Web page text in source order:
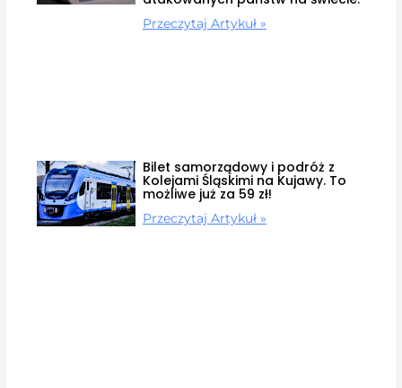
Przeczytaj Artykuł »
Bilet samorządowy i podróż z
Kolejami Śląskimi na Kujawy. To
możliwe już za 59 zł!
Przeczytaj Artykuł »